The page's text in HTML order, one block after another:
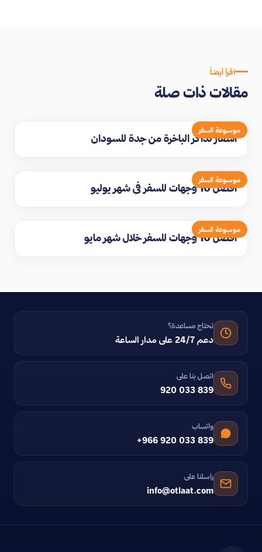
اقرأ أيضاً
مقالات ذات صلة
موسوعة السفر
اسعار تذاكر الباخرة من جدة للسودان
موسوعة السفر
افضل 10 وجهات للسفر في شهر يوليو
موسوعة السفر
افضل 10 وجهات للسفر خلال شهر مايو
تحتاج مساعدة؟
دعم 24/7 على مدار الساعة
اتصل بنا على
920 033 839
واتساب
+966 920 033 839
راسلنا على
info@otlaat.com